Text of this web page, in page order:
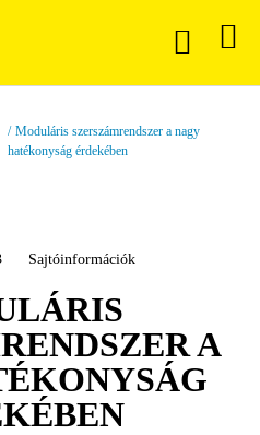
Moduláris szerszámrendszer a nagy
hatékonyság érdekében
Sajtóinformációk
A